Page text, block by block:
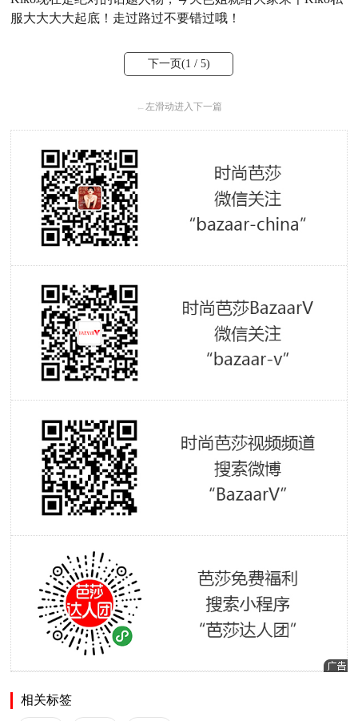
服大大大大起底！走过路过不要错过哦！
下一页(1 / 5)
← 左滑动进入下一篇
相关标签